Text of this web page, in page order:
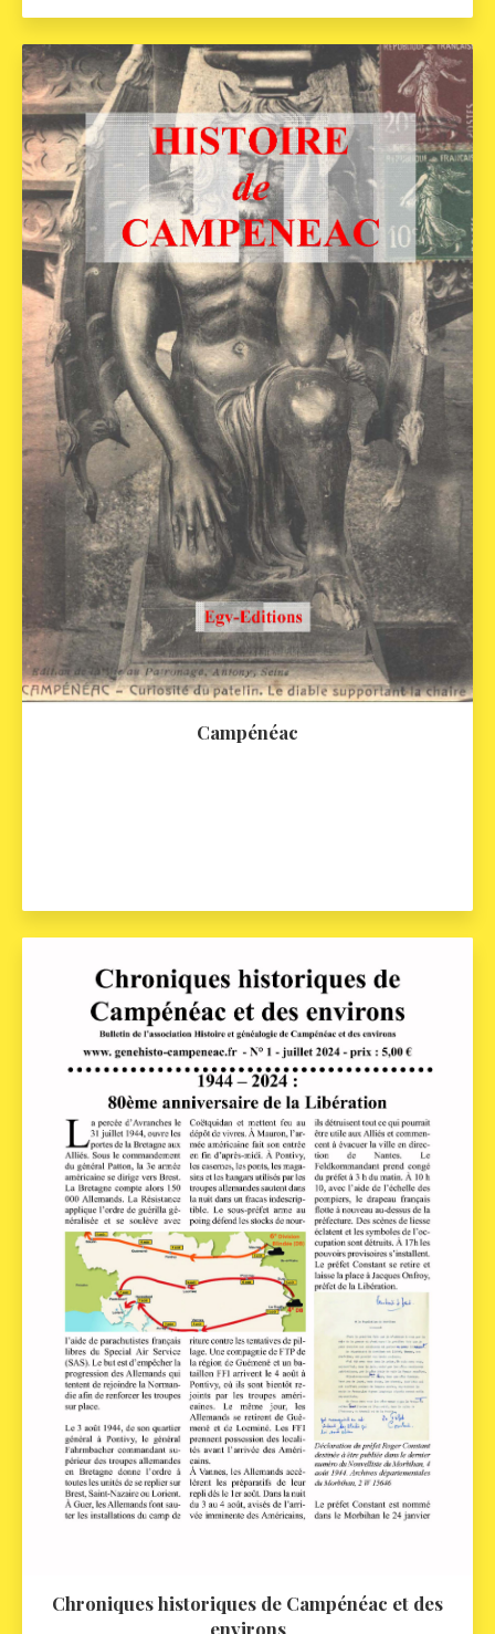
Campénéac
Chroniques historiques de Campénéac et des
environs